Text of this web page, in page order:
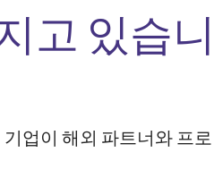
고 있습니
업이 해외 파트너와 프로